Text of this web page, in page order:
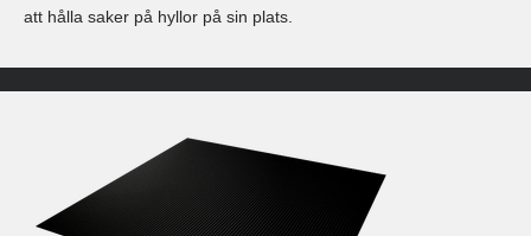
att hålla saker på hyllor på sin plats.